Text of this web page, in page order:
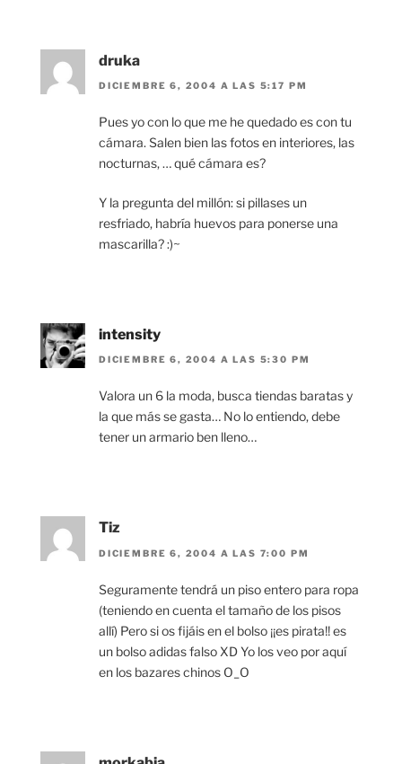
druka
DICIEMBRE 6, 2004 A LAS 5:17 PM
Pues yo con lo que me he quedado es con tu
cámara. Salen bien las fotos en interiores, las
nocturnas, … qué cámara es?
Y la pregunta del millón: si pillases un
resfriado, habría huevos para ponerse una
mascarilla? :)~
intensity
DICIEMBRE 6, 2004 A LAS 5:30 PM
Valora un 6 la moda, busca tiendas baratas y
la que más se gasta… No lo entiendo, debe
tener un armario ben lleno…
Tiz
DICIEMBRE 6, 2004 A LAS 7:00 PM
Seguramente tendrá un piso entero para ropa
(teniendo en cuenta el tamaño de los pisos
allí) Pero si os fijáis en el bolso ¡¡es pirata!! es
un bolso adidas falso XD Yo los veo por aquí
en los bazares chinos O_O